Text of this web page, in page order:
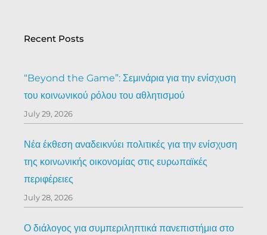
Recent Posts
“Beyond the Game”: Σεμινάρια για την ενίσχυση
του κοινωνικού ρόλου του αθλητισμού
July 29, 2026
Νέα έκθεση αναδεικνύει πολιτικές για την ενίσχυση
της κοινωνικής οικονομίας στις ευρωπαϊκές
περιφέρειες
July 28, 2026
Ο διάλογος για συμπεριληπτικά πανεπιστήμια στο